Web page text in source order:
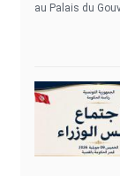
au Palais du